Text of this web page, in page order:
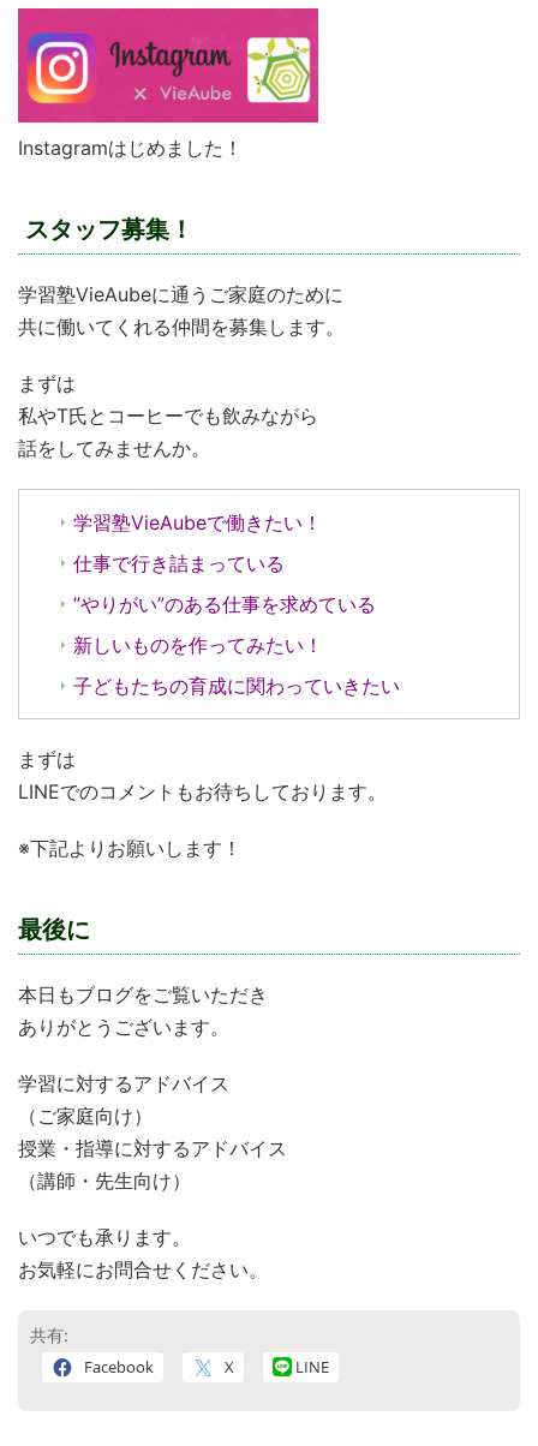
Instagramはじめました！
スタッフ募集！
学習塾VieAubeに通うご家庭のために
共に働いてくれる仲間を募集します。
まずは
私やT氏とコーヒーでも飲みながら
話をしてみませんか。
学習塾VieAubeで働きたい！
仕事で行き詰まっている
”やりがい”のある仕事を求めている
新しいものを作ってみたい！
子どもたちの育成に関わっていきたい
まずは
LINEでのコメントもお待ちしております。
※下記よりお願いします！
最後に
本日もブログをご覧いただき
ありがとうございます。
学習に対するアドバイス
（ご家庭向け）
授業・指導に対するアドバイス
（講師・先生向け）
いつでも承ります。
お気軽にお問合せください。
共有:
Facebook X LINE